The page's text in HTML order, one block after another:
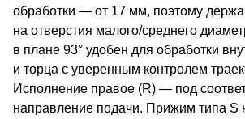
обработки — от 17 мм, поэтому
на отверстия малого/среднего
в плане 93° удобен для обработки
и торца с уверенным контролем
Исполнение правое (R) — под
направление подачи. Прижим типа S